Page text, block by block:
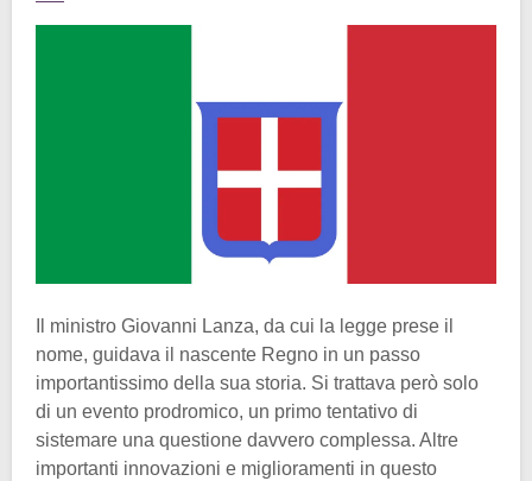
Il ministro Giovanni Lanza, da cui la legge prese il
nome, guidava il nascente Regno in un passo
importantissimo della sua storia. Si trattava però solo
di un evento prodromico, un primo tentativo di
sistemare una questione davvero complessa. Altre
importanti innovazioni e miglioramenti in questo